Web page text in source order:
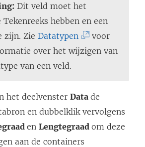
Dit veld moet het
hebben en een
zijn. Zie Datatypen
L
k
w
o
r
voor
over het wijzigen van
van een veld.
het deelvenster Data de
en dubbelklik vervolgens
en Lengtegraad om deze
aan de containers